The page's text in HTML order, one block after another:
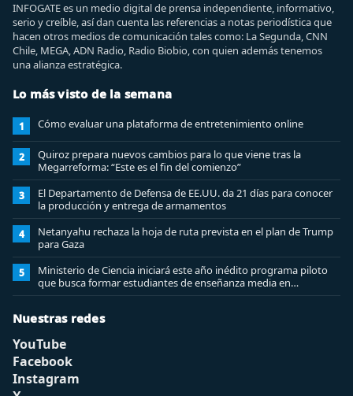
INFOGATE es un medio digital de prensa independiente, informativo,
serio y creíble, así dan cuenta las referencias a notas periodística que
hacen otros medios de comunicación tales como: La Segunda, CNN
Chile, MEGA, ADN Radio, Radio Biobio, con quien además tenemos
una alianza estratégica.
Lo más visto de la semana
1 Cómo evaluar una plataforma de entretenimiento online
2
Quiroz prepara nuevos cambios para lo que viene tras la
Megarreforma: “Este es el fin del comienzo”
3
El Departamento de Defensa de EE.UU. da 21 días para conocer
la producción y entrega de armamentos
4
Netanyahu rechaza la hoja de ruta prevista en el plan de Trump
para Gaza
5
Ministerio de Ciencia iniciará este año inédito programa piloto
que busca formar estudiantes de enseñanza media en
ciberseguridad
Nuestras redes
YouTube
Facebook
Instagram